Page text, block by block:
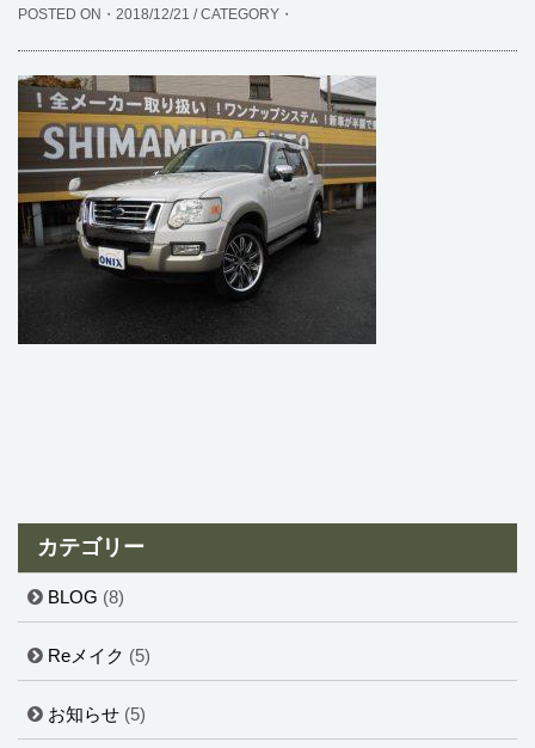
POSTED ON・2018/12/21 / CATEGORY・
カテゴリー
BLOG (8)
Reメイク (5)
お知らせ (5)